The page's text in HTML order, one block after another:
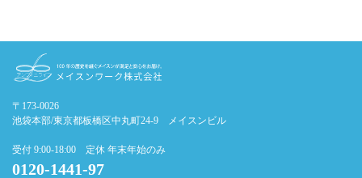
〒173-0026
池袋本部/東京都板橋区中丸町24-9 メイスンビル
受付 9:00-18:00 定休 年末年始のみ
0120-1441-97